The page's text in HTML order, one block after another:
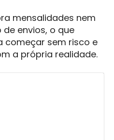
mensalidades nem
envios, o que
começar sem risco e
a própria realidade.